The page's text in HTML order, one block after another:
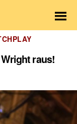
raus!